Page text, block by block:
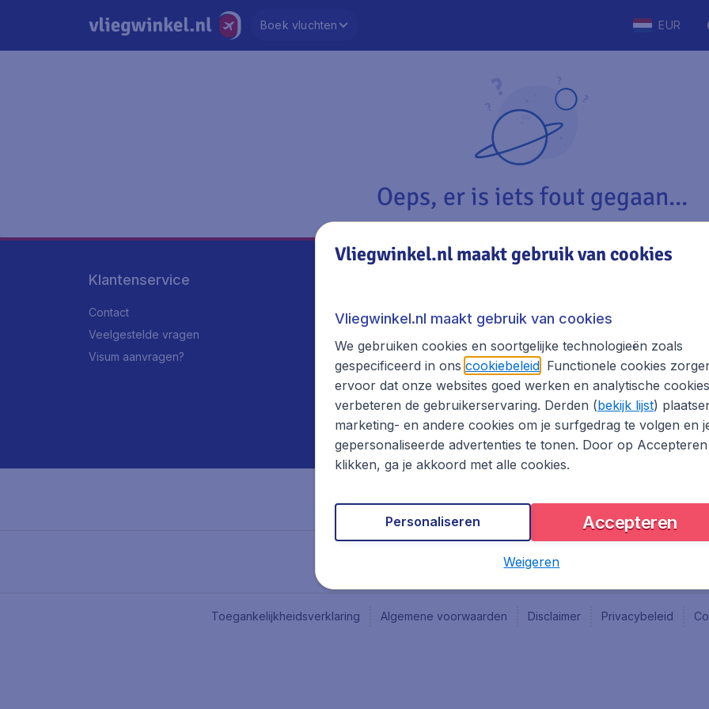
Boek vluchten EUR
Oeps, er is iets fout gegaan...
Klantenservice
Contact
Veelgestelde vragen
Visum aanvragen?
Over Vliegwinkel.nl
Reisgids
Toegankelijkheidsverklaring Algemene voorwaarden Disclaimer Privacybeleid
Vliegwinkel.nl maakt gebruik van cookies
Vliegwinkel.nl maakt gebruik van cookies
We gebruiken cookies en soortgelijke technologieën zoals
gespecificeerd in ons cookiebeleid. Functionele cookies
ervoor dat onze websites goed werken en analytische cookies
verbeteren de gebruikerservaring. Derden (bekijk lijst)
marketing- en andere cookies om je surfgedrag te volgen en
gepersonaliseerde advertenties te tonen. Door op
klikken, ga je akkoord met alle cookies.
Accepteren
Personaliseren
Weigeren